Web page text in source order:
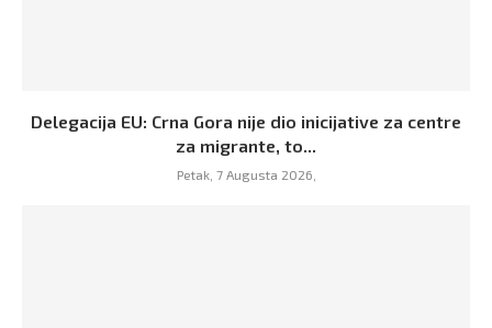
Delegacija EU: Crna Gora nije dio inicijative za centre
za migrante, to...
Petak, 7 Augusta 2026,